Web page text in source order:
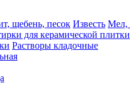
щебень, песок Известь Мел,
для керамической плитки
Растворы кладочные